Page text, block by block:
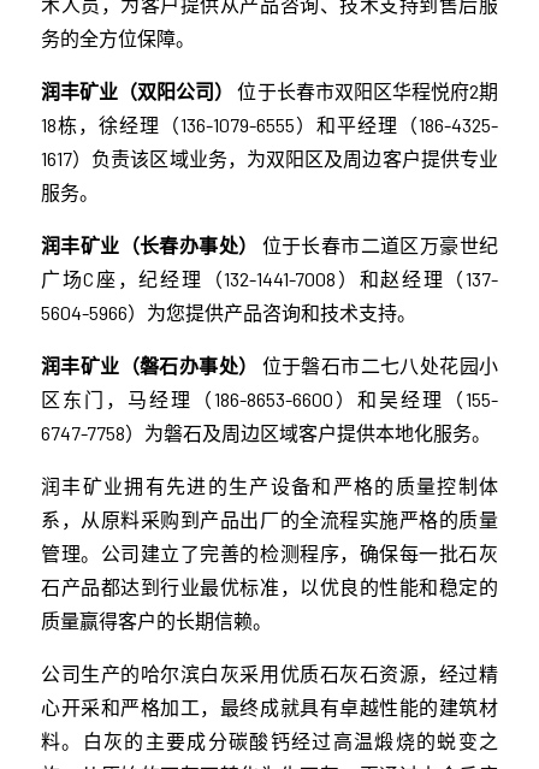
务的全方位保障。
润丰矿业（双阳公司）
位于长春市双阳区华程悦府2期
18栋，徐经理（136-1079-6555）和平经理（186-4325-
1617）负责该区域业务，为双阳区及周边客户提供专业
服务。
润丰矿业（长春办事处）
位于长春市二道区万豪世纪
广场C座，纪经理（132-1441-7008）和赵经理（137-
5604-5966）为您提供产品咨询和技术支持。
润丰矿业（磐石办事处）
位于磐石市二七八处花园小
区东门，马经理（186-8653-6600）和吴经理（155-
6747-7758）为磐石及周边区域客户提供本地化服务。
润丰矿业拥有先进的生产设备和严格的质量控制体
系，从原料采购到产品出厂的全流程实施严格的质量
管理。公司建立了完善的检测程序，确保每一批石灰
石产品都达到行业最优标准，以优良的性能和稳定的
质量赢得客户的长期信赖。
公司生产的哈尔滨白灰采用优质石灰石资源，经过精
心开采和严格加工，最终成就具有卓越性能的建筑材
料。白灰的主要成分碳酸钙经过高温煅烧的蜕变之